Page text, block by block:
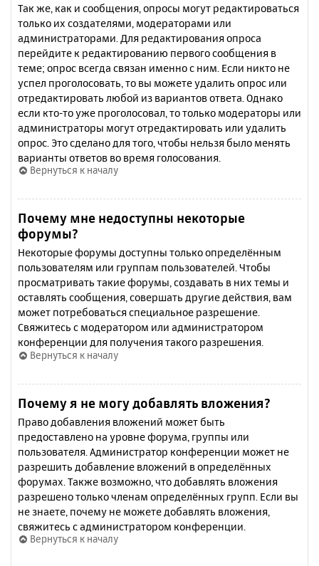
Так же, как и сообщения, опросы могут редактироваться
только их создателями, модераторами или
администраторами. Для редактирования опроса
перейдите к редактированию первого сообщения в
теме; опрос всегда связан именно с ним. Если никто не
успел проголосовать, то вы можете удалить опрос или
отредактировать любой из вариантов ответа. Однако
если кто-то уже проголосовал, то только модераторы или
администраторы могут отредактировать или удалить
опрос. Это сделано для того, чтобы нельзя было менять
варианты ответов во время голосования.
Вернуться к началу
Почему мне недоступны некоторые
форумы?
Некоторые форумы доступны только определённым
пользователям или группам пользователей. Чтобы
просматривать такие форумы, создавать в них темы и
оставлять сообщения, совершать другие действия, вам
может потребоваться специальное разрешение.
Свяжитесь с модератором или администратором
конференции для получения такого разрешения.
Вернуться к началу
Почему я не могу добавлять вложения?
Право добавления вложений может быть
предоставлено на уровне форума, группы или
пользователя. Администратор конференции может не
разрешить добавление вложений в определённых
форумах. Также возможно, что добавлять вложения
разрешено только членам определённых групп. Если вы
не знаете, почему не можете добавлять вложения,
свяжитесь с администратором конференции.
Вернуться к началу